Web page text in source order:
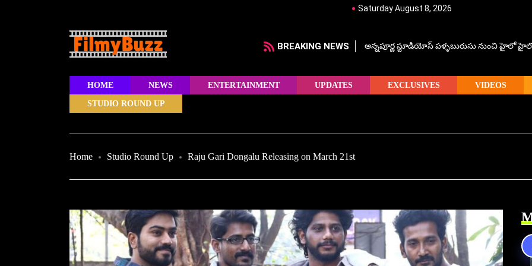
Saturday August 8, 2026
BREAKING NEWS అన్నపూర్ణ స్టూడియోస్ పళ్ళబురుసు నుంచి హైలో
HOME NEWS ENTERTAINMENT UPDATES EXCLUSIVES VIDEOS
STUDIO ROUND UP
Home Studio Round Up Raju Gari Dongalu Releasing on March 21st